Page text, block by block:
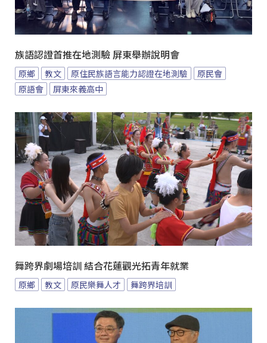
族語認證首推在地測驗 屏東舉辦說明會
原鄉 教文 原住民族語言能力認證在地測驗
原民會
原語會
屏東來義高中
舞跨界劇場培訓 結合花蓮觀光拓青年就業
原鄉 教文 原民樂舞人才 舞跨界培訓